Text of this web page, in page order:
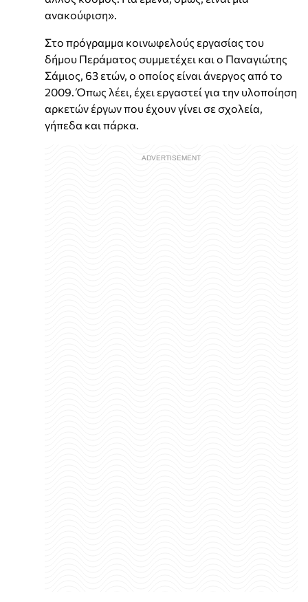
ανακούφιση».
Στο πρόγραμμα κοινωφελούς εργασίας του
δήμου Περάματος συμμετέχει και ο Παναγιώτης
Σάμιος, 63 ετών, ο οποίος είναι άνεργος από το
2009. Όπως λέει, έχει εργαστεί για την υλοποίηση
αρκετών έργων που έχουν γίνει σε σχολεία,
γήπεδα και πάρκα.